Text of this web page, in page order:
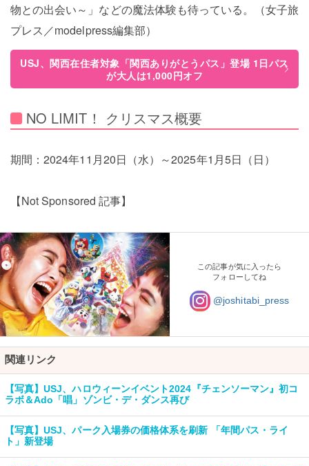
物との出会い～」などの魔法体験も待っている。（女子旅
プレス／modelpress編集部）
USJ、関西在住者対象「関西ありがとうパス」登場 1日パス
が大人は1,000円オフ
NO LIMIT！ クリスマス概要
期間：2024年11月20日（水）～2025年1月5日（日）
【Not Sponsored 記事】
この記事が気に入ったら
フォローしてね
@joshitabi_press
関連リンク
【写真】USJ、ハロウィーンイベント2024『チェンソーマン』初コ
ラボ＆Ado「唱」ゾンビ・デ・ダンス再び
【写真】USJ、パーク入場券の価格体系を刷新 「年間パス・ライ
ト」新登場